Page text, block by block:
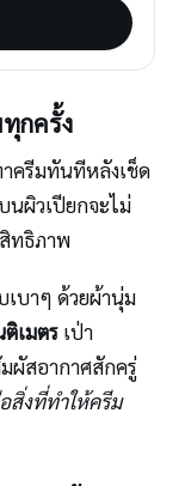
กครั้ง
ครีมทันทีหลังเช็ด
นผิวเปียกจะไม่
ทธิภาพ
เบาๆ ด้วยผ้านุ่ม
เมตร เป่า
ผัสอากาศสักครู่
งที่ทำให้ครีม